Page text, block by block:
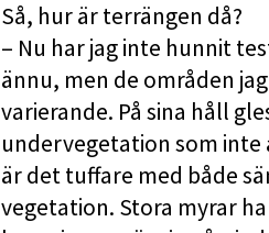
Så, hur är terrängen då?
– Nu har jag inte hunnit
ännu, men de områden
varierande. På sina håll
undervegetation som inte
är det tuffare med både
vegetation. Stora myrar